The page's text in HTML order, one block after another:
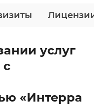
Лицензии
услуг
с
«Интерра